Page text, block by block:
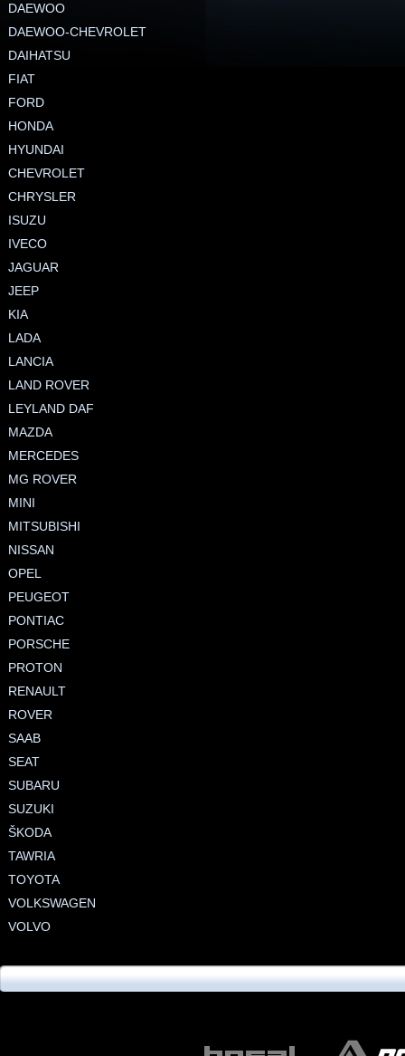
DAEWOO
DAEWOO-CHEVROLET
DAIHATSU
FIAT
FORD
HONDA
HYUNDAI
CHEVROLET
CHRYSLER
ISUZU
IVECO
JAGUAR
JEEP
KIA
LADA
LANCIA
LAND ROVER
LEYLAND DAF
MAZDA
MERCEDES
MG ROVER
MINI
MITSUBISHI
NISSAN
OPEL
PEUGEOT
PONTIAC
PORSCHE
PROTON
RENAULT
ROVER
SAAB
SEAT
SUBARU
SUZUKI
ŠKODA
TAWRIA
TOYOTA
VOLKSWAGEN
VOLVO